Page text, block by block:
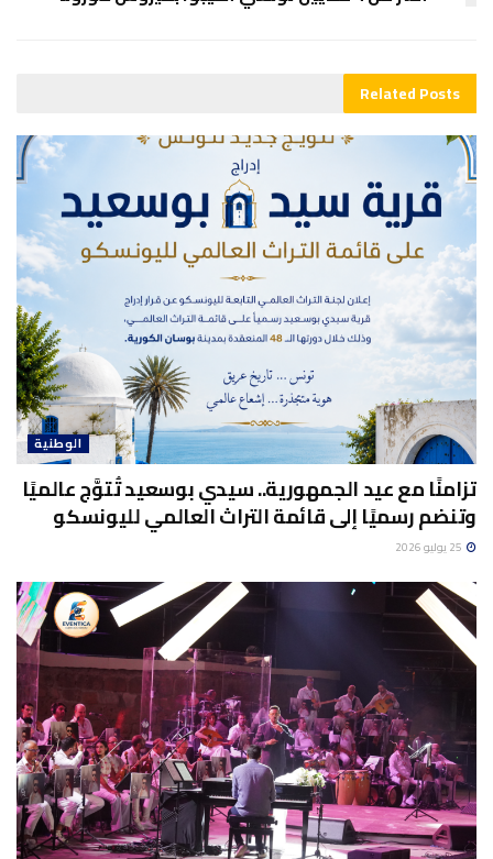
RelatedPosts
الوطنية
تزامنًا مع عيد الجمهورية.. سيدي بوسعيد تُتوَّج عالميًا
وتنضم رسميًا إلى قائمة التراث العالمي لليونسكو